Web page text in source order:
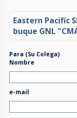
Eastern Pacific
buque GNL
Para (Su Colega)
Nombre
e-mail